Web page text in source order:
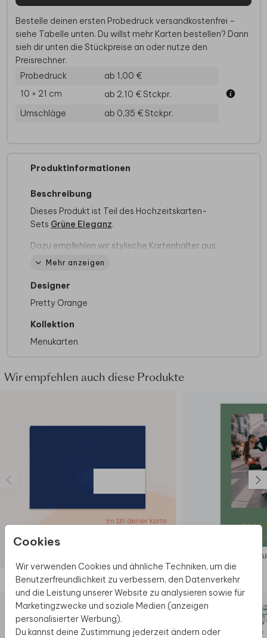
Cookies
Wir verwenden Cookies und ähnliche Techniken, um die
Benutzerfreundlichkeit zu verbessern, den Datenverkehr
und die Leistung unserer Website zu analysieren sowie für
Marketingzwecke und soziale Medien (anzeigen
personalisierter Werbung).
Du kannst deine Zustimmung jederzeit ändern oder
Bestelle deinen ersten Probedruck versandkostenfrei –
siehe Tabelle unten. Du willst mehr Karten bestellen? Dann
sieh dir unten die Stückpreise an oder nutze den
Preisrechner.
Probedruck
ab 1,00 €
10 × 21 cm
ab 2,10 €Stckpr.
Umschläge
ab 0,35 €Stckpr.
Produktinformationen
Beschreibung
Dieses Produkt ist Teil des Hochzeitskarten-
Sets Grüne Eleganz.
Dazu empfehlen wir stylische Kartenhalter aus
echtem Holz, um die Karte in voller Pracht zu
Auswahl.
Wir haben auch viele andere Produkte mit
diesem Design im Sortiment. Sollte es für dein
für dich um! Kontaktiere dazu einfach unseren
Mehr anzeigen
Designer
Pretty Orange
Kollektion
Menukarten
Wir empfehlen auch diese Produkte
Diese Produkte könnten dir auch gefallen